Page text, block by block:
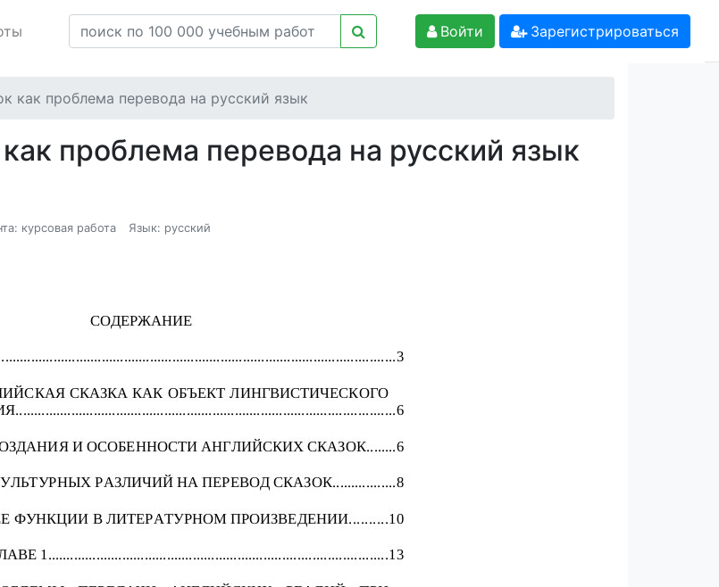
Войти Зарегистрироваться
как проблема перевода на русский язык
проблема перевода на русский язык
курсовая работа Язык: русский